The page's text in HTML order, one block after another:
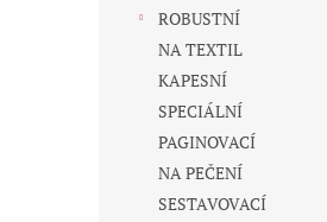
ROBUSTNÍ
NA TEXTIL
KAPESNÍ
SPECIÁLNÍ
PAGINOVACÍ
NA PEČENÍ
SESTAVOVACÍ